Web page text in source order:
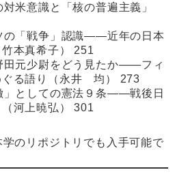
米意識と「核の普遍主義」
「戦争」認識――近年の日本
本真希子） 251
元少尉をどう見たか――フィ
ぐる語り（永井 均） 273
としての憲法９条――戦後日
河上暁弘） 301
のリポジトリでも入手可能で